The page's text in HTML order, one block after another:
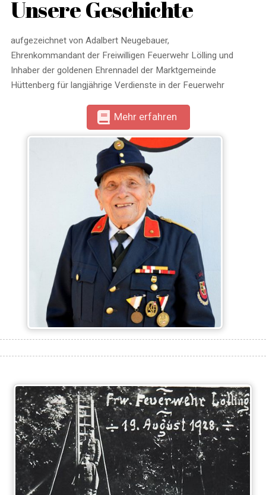
Unsere Geschichte
aufgezeichnet von Adalbert Neugebauer,
Ehrenkommandant der Freiwilligen Feuerwehr Lölling und
Inhaber der goldenen Ehrennadel der Marktgemeinde
Hüttenberg für langjährige Verdienste in der Feuerwehr
Mehr erfahren